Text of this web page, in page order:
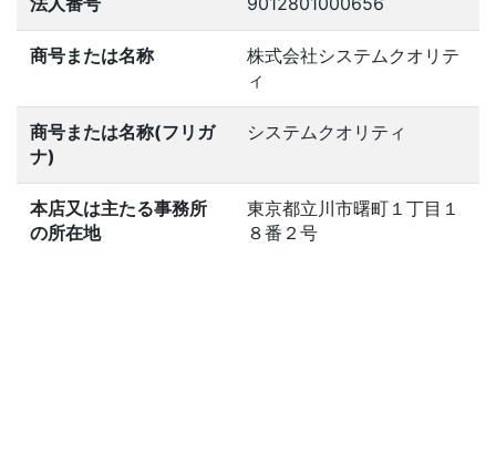
商号または名称
株式会社システムクオリテ
ィ
商号または名称(フリガ
ナ)
システムクオリティ
本店又は主たる事務所
の所在地
東京都立川市曙町１丁目１
８番２号